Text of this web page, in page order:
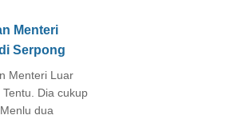
Menteri
Serpong
Menteri Luar
Dia cukup
dua